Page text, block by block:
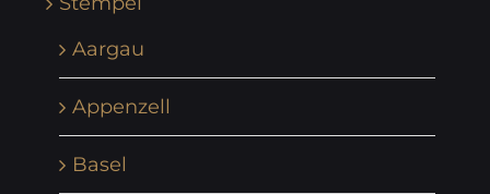
Aargau
Appenzell
Basel